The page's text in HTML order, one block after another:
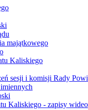
majątkowego
Kaliskiego
sesji i komisji Rady
Kaliskiego - zapisy wideo